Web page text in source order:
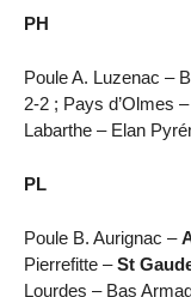
PH
Poule A. Luzenac –
2-2 ; Pays d’Olmes
Labarthe – Elan
PL
Poule B. Aurignac –
Pierrefitte –St
Lourdes – Bas